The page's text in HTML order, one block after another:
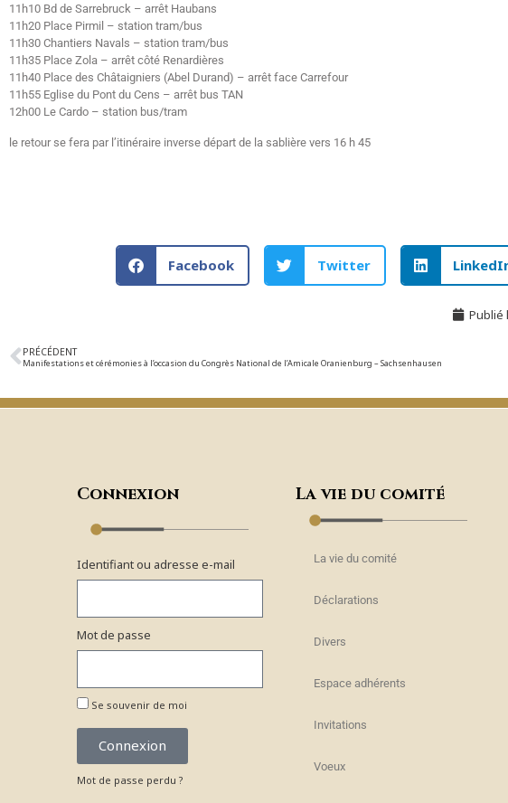
11h10 Bd de Sarrebruck – arrêt Haubans
11h20 Place Pirmil – station tram/bus
11h30 Chantiers Navals – station tram/bus
11h35 Place Zola – arrêt côté Renardières
11h40 Place des Châtaigniers (Abel Durand) – arrêt face Carrefour
11h55 Eglise du Pont du Cens – arrêt bus TAN
12h00 Le Cardo – station bus/tram
le retour se fera par l’itinéraire inverse départ de la sablière vers 16 h 45
Facebook Twitter
Publié
PRÉCÉDENT
Manifestations et cérémonies à l’occasion du Congrès National de l’Amicale Oranienburg – Sachsenhausen
Connexion
Identifiant ou adresse e-mail
Mot de passe
Se souvenir de moi
Connexion
Mot de passe perdu ?
La vie du comité
La vie du comité
Déclarations
Divers
Espace adhérents
Invitations
Voeux